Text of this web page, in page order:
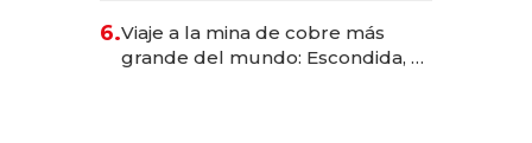
6.Viaje a la mina de cobre más
grande del mundo: Escondida, el